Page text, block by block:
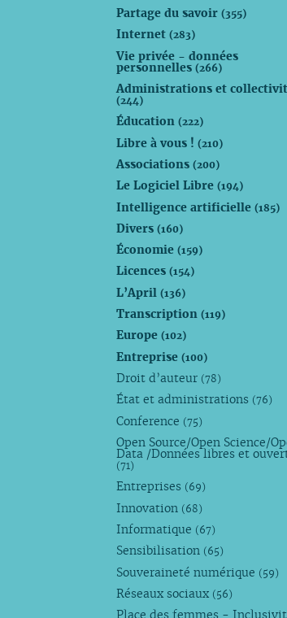
Partage du savoir(355)
Internet(283)
Vie privée - données
personnelles(266)
Administrations et
(244)
Éducation(222)
Libre à vous !(210)
Associations(200)
Le Logiciel Libre(194)
Intelligence artificielle(185)
Divers(160)
Économie(159)
Licences(154)
L’April(136)
Transcription(119)
Europe(102)
Entreprise(100)
Droit d’auteur (78)
État et administrations (76)
Conference (75)
Open Source/Open Science/
Data /Données libres et
(71)
Entreprises (69)
Innovation (68)
Informatique (67)
Sensibilisation (65)
Souveraineté numérique (59)
Réseaux sociaux (56)
Place des femmes -